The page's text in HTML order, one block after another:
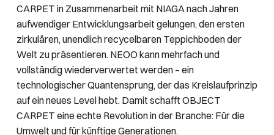
CARPET in Zusammenarbeit mit NIAGA nach Jahren
aufwendiger Entwicklungsarbeit gelungen, den ersten
zirkulären, unendlich recycelbaren Teppichboden der
Welt zu präsentieren. NEOO kann mehrfach und
vollständig wiederverwertet werden – ein
technologischer Quantensprung, der das Kreislaufprinzip
auf ein neues Level hebt. Damit schafft OBJECT
CARPET eine echte Revolution in der Branche: Für die
Umwelt und für künftige Generationen.